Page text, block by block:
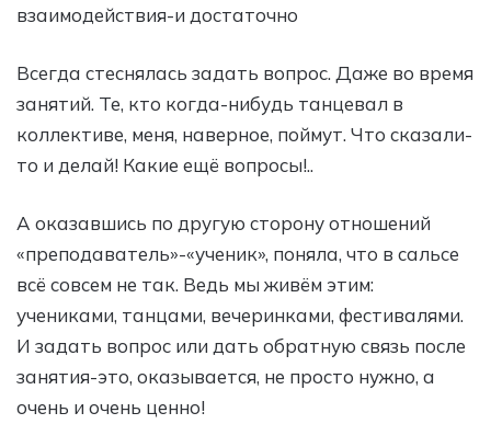
взаимодействия-и достаточно
Всегда стеснялась задать вопрос. Даже во время
занятий. Те, кто когда-нибудь танцевал в
коллективе, меня, наверное, поймут. Что сказали-
то и делай! Какие ещё вопросы!..
А оказавшись по другую сторону отношений
«преподаватель»-«ученик», поняла, что в сальсе
всё совсем не так. Ведь мы живём этим:
учениками, танцами, вечеринками, фестивалями.
И задать вопрос или дать обратную связь после
занятия-это, оказывается, не просто нужно, а
очень и очень ценно!